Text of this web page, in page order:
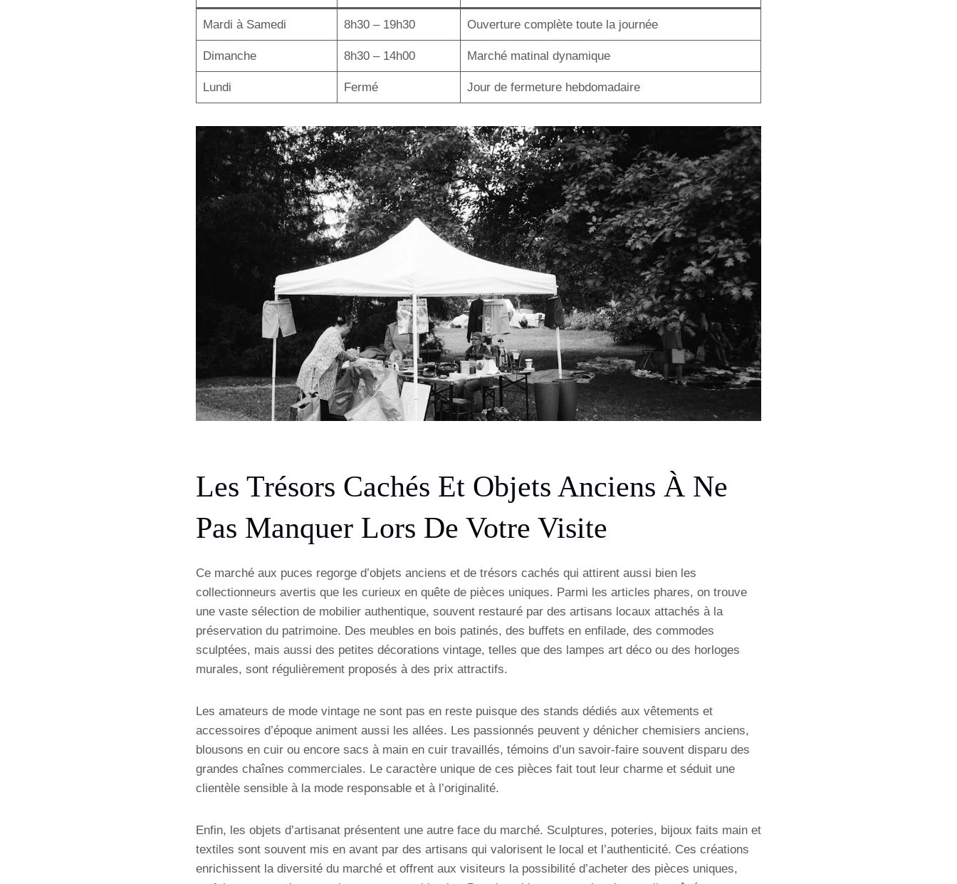
Mardi à Samedi 8h30 – 19h30 Ouverture complète toute la journée
Dimanche 8h30 – 14h00 Marché matinal dynamique
Lundi Fermé Jour de fermeture hebdomadaire
Les Trésors Cachés Et Objets Anciens À Ne
Pas Manquer Lors De Votre Visite
Ce marché aux puces regorge d’objets anciens et de trésors cachés qui attirent aussi bien les
collectionneurs avertis que les curieux en quête de pièces uniques. Parmi les articles phares, on trouve
une vaste sélection de mobilier authentique, souvent restauré par des artisans locaux attachés à la
préservation du patrimoine. Des meubles en bois patinés, des buffets en enfilade, des commodes
sculptées, mais aussi des petites décorations vintage, telles que des lampes art déco ou des horloges
murales, sont régulièrement proposés à des prix attractifs.
Les amateurs de mode vintage ne sont pas en reste puisque des stands dédiés aux vêtements et
accessoires d’époque animent aussi les allées. Les passionnés peuvent y dénicher chemisiers anciens,
blousons en cuir ou encore sacs à main en cuir travaillés, témoins d’un savoir-faire souvent disparu des
grandes chaînes commerciales. Le caractère unique de ces pièces fait tout leur charme et séduit une
clientèle sensible à la mode responsable et à l’originalité.
Enfin, les objets d’artisanat présentent une autre face du marché. Sculptures, poteries, bijoux faits main et
textiles sont souvent mis en avant par des artisans qui valorisent le local et l’authenticité. Ces créations
enrichissent la diversité du marché et offrent aux visiteurs la possibilité d’acheter des pièces uniques,